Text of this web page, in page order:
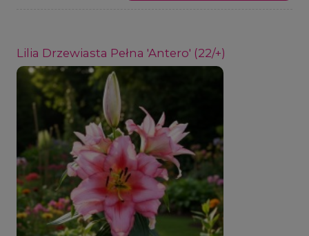
Lilia Drzewiasta Pełna 'Antero' (22/+)